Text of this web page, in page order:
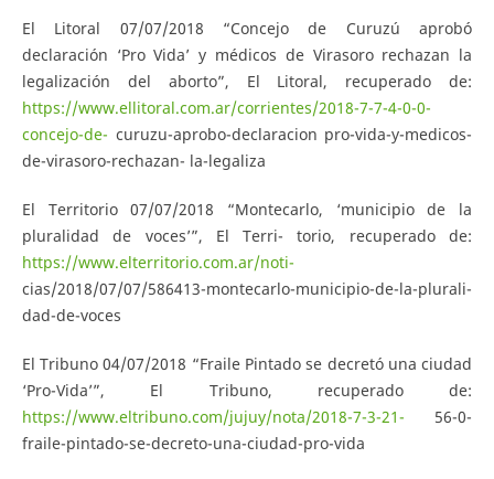
El Litoral 07/07/2018 “Concejo de Curuzú aprobó
declaración ‘Pro Vida’ y médicos de Virasoro rechazan la
legalización del aborto”, El Litoral, recuperado de:
https://www.ellitoral.com.ar/corrientes/2018-7-7-4-0-0-
concejo-de- curuzu-aprobo-declaracion pro-vida-y-medicos-
de-virasoro-rechazan- la-legaliza
El Territorio 07/07/2018 “Montecarlo, ‘municipio de la
pluralidad de voces’”, El Terri- torio, recuperado de:
https://www.elterritorio.com.ar/noti-
cias/2018/07/07/586413-montecarlo-municipio-de-la-plurali-
dad-de-voces
El Tribuno 04/07/2018 “Fraile Pintado se decretó una ciudad
‘Pro-Vida’”, El Tribuno, recuperado de:
https://www.eltribuno.com/jujuy/nota/2018-7-3-21- 56-0-
fraile-pintado-se-decreto-una-ciudad-pro-vida